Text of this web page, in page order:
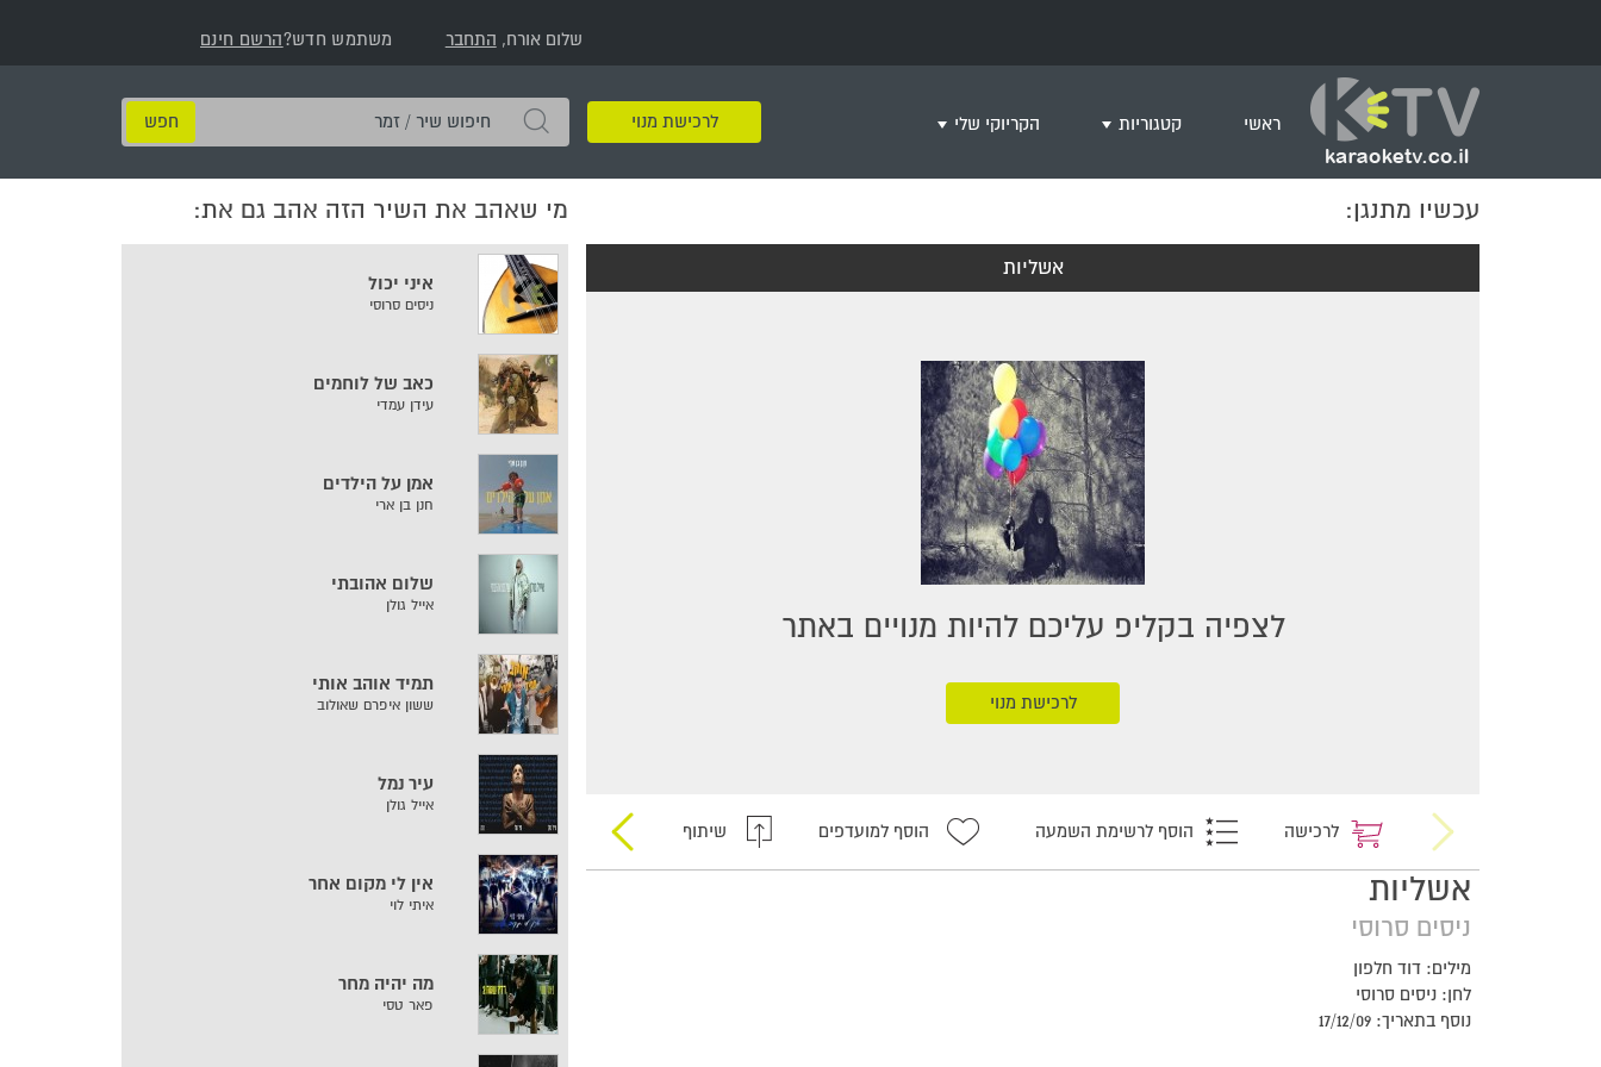
שלום אורח, התחבר משתמש חדש?הרשם חינם
ראשי קטגוריות
שירי רוק/פופ
היפ הופ
English songs
שירי ארץ ישראל
שירי אירוויזיון
מסיבת רווקות
שירי יום הזיכרון
שירי ילדים
שירי קטנטנים
שירי להקות צבאיות
הקריוקי שלי
+ צור רשימת השמעה חדשה
לרכישת מנוי
חיפוש
שיר
/
זמר
עכשיו מתנגן:
אשליות
לצפיה בקליפ עליכם להיות מנויים באתר
לרכישת מנוי
לרכישה הוסף לרשימת השמעה הוסף למועדפים שיתוף
אשליות
ניסים סרוסי
מילים: דוד חלפון
לחן: ניסים סרוסי
נוסף בתאריך: 17/12/09
מי שאהב את השיר הזה אהב גם את:
איני יכול
ניסים סרוסי
כאב של לוחמים
עידן עמדי
אמן על הילדים
חנן בן ארי
שלום אהובתי
אייל גולן
תמיד אוהב אותי
ששון איפרם שאולוב
עיר נמל
אייל גולן
אין לי מקום אחר
איתי לוי
מה יהיה מחר
פאר טסי